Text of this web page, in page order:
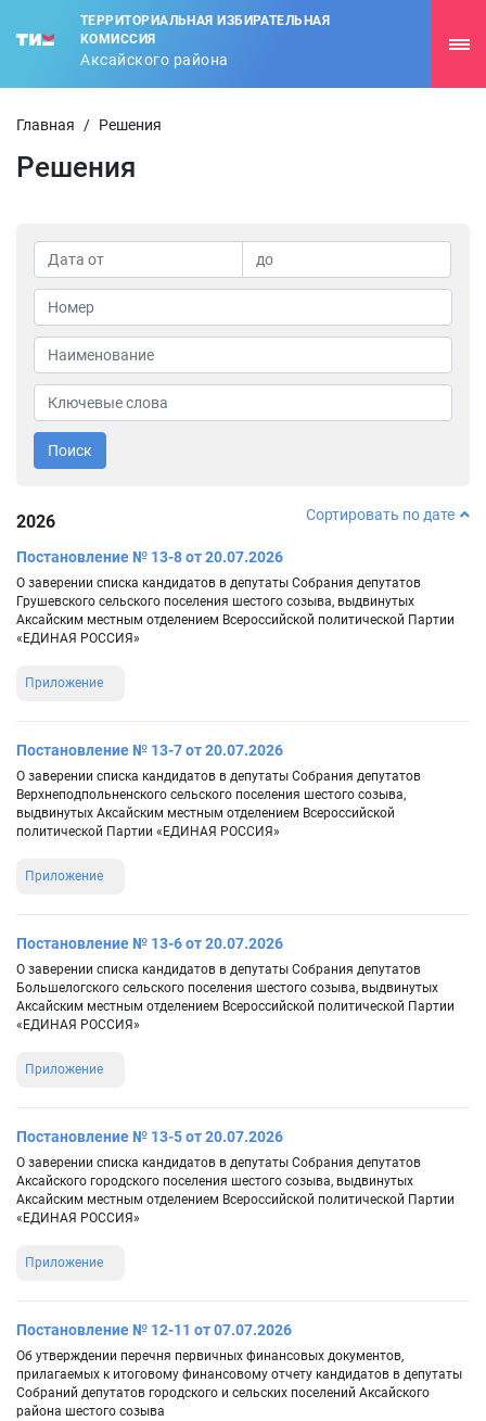
ТЕРРИТОРИАЛЬНАЯ ИЗБИРАТЕЛЬНАЯ
КОМИССИЯ
Аксайского района
Главная / Решения
Решения
Поиск
2026 Сортировать по дате
Постановление № 13-8 от 20.07.2026
О заверении списка кандидатов в депутаты Собрания депутатов
Грушевского сельского поселения шестого созыва, выдвинутых
Аксайским местным отделением Всероссийской политической Партии
«ЕДИНАЯ РОССИЯ»
Приложение
Постановление № 13-7 от 20.07.2026
О заверении списка кандидатов в депутаты Собрания депутатов
Верхнеподпольненского сельского поселения шестого созыва,
выдвинутых Аксайским местным отделением Всероссийской
политической Партии «ЕДИНАЯ РОССИЯ»
Приложение
Постановление № 13-6 от 20.07.2026
О заверении списка кандидатов в депутаты Собрания депутатов
Большелогского сельского поселения шестого созыва, выдвинутых
Аксайским местным отделением Всероссийской политической Партии
«ЕДИНАЯ РОССИЯ»
Приложение
Постановление № 13-5 от 20.07.2026
О заверении списка кандидатов в депутаты Собрания депутатов
Аксайского городского поселения шестого созыва, выдвинутых
Аксайским местным отделением Всероссийской политической Партии
«ЕДИНАЯ РОССИЯ»
Приложение
Постановление № 12-11 от 07.07.2026
Об утверждении перечня первичных финансовых документов,
прилагаемых к итоговому финансовому отчету кандидатов в депутаты
Собраний депутатов городского и сельских поселений Аксайского
района шестого созыва